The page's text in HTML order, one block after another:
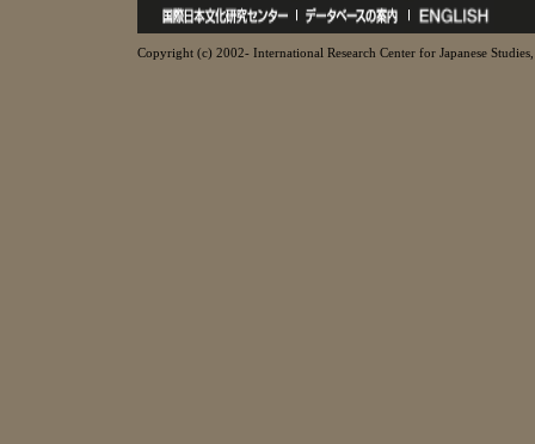
Copyright (c) 2002- International Research Center for Japanese